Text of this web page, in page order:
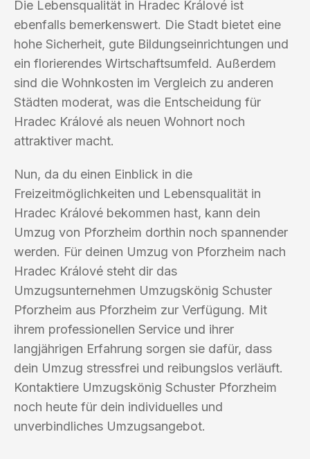
Die Lebensqualität in Hradec Králové ist
ebenfalls bemerkenswert. Die Stadt bietet eine
hohe Sicherheit, gute Bildungseinrichtungen und
ein florierendes Wirtschaftsumfeld. Außerdem
sind die Wohnkosten im Vergleich zu anderen
Städten moderat, was die Entscheidung für
Hradec Králové als neuen Wohnort noch
attraktiver macht.
Nun, da du einen Einblick in die
Freizeitmöglichkeiten und Lebensqualität in
Hradec Králové bekommen hast, kann dein
Umzug von Pforzheim dorthin noch spannender
werden. Für deinen Umzug von Pforzheim nach
Hradec Králové steht dir das
Umzugsunternehmen Umzugskönig Schuster
Pforzheim aus Pforzheim zur Verfügung. Mit
ihrem professionellen Service und ihrer
langjährigen Erfahrung sorgen sie dafür, dass
dein Umzug stressfrei und reibungslos verläuft.
Kontaktiere Umzugskönig Schuster Pforzheim
noch heute für dein individuelles und
unverbindliches Umzugsangebot.